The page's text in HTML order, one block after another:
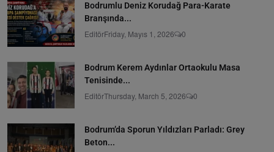
Bodrumlu Deniz Korudağ Para-Karate
Branşında...
EditörFriday, Mayıs 1, 2026 0
Bodrum Kerem Aydınlar Ortaokulu Masa
Tenisinde...
EditörThursday, March 5, 2026 0
Bodrum’da Sporun Yıldızları Parladı: Grey
Beton...